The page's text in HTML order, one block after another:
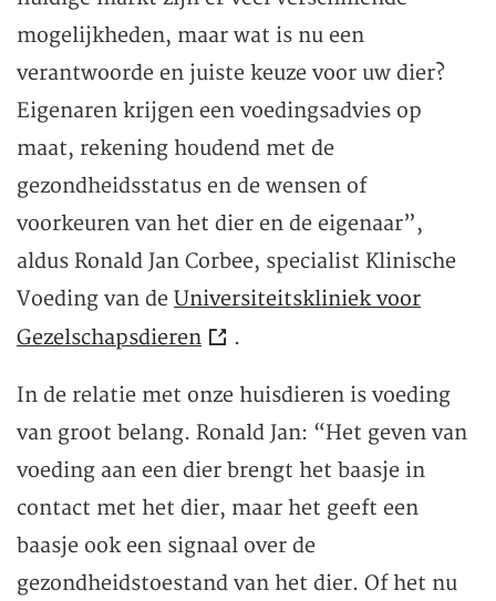
mogelijkheden, maar wat is nu een
verantwoorde en juiste keuze voor uw dier?
Eigenaren krijgen een voedingsadvies op
maat, rekening houdend met de
gezondheidsstatus en de wensen of
voorkeuren van het dier en de eigenaar”,
aldus Ronald Jan Corbee, specialist Klinische
Voeding van de Universiteitskliniek voor
Gezelschapsdieren
.
In de relatie met onze huisdieren is voeding
van groot belang. Ronald Jan: “Het geven van
voeding aan een dier brengt het baasje in
contact met het dier, maar het geeft een
baasje ook een signaal over de
gezondheidstoestand van het dier. Of het nu